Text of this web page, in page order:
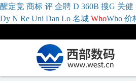
醒定竞 商标 评 企聘 D 360B 搜G 关健
Dy N Re Uni Dan Lo 名城 WhoWho 价